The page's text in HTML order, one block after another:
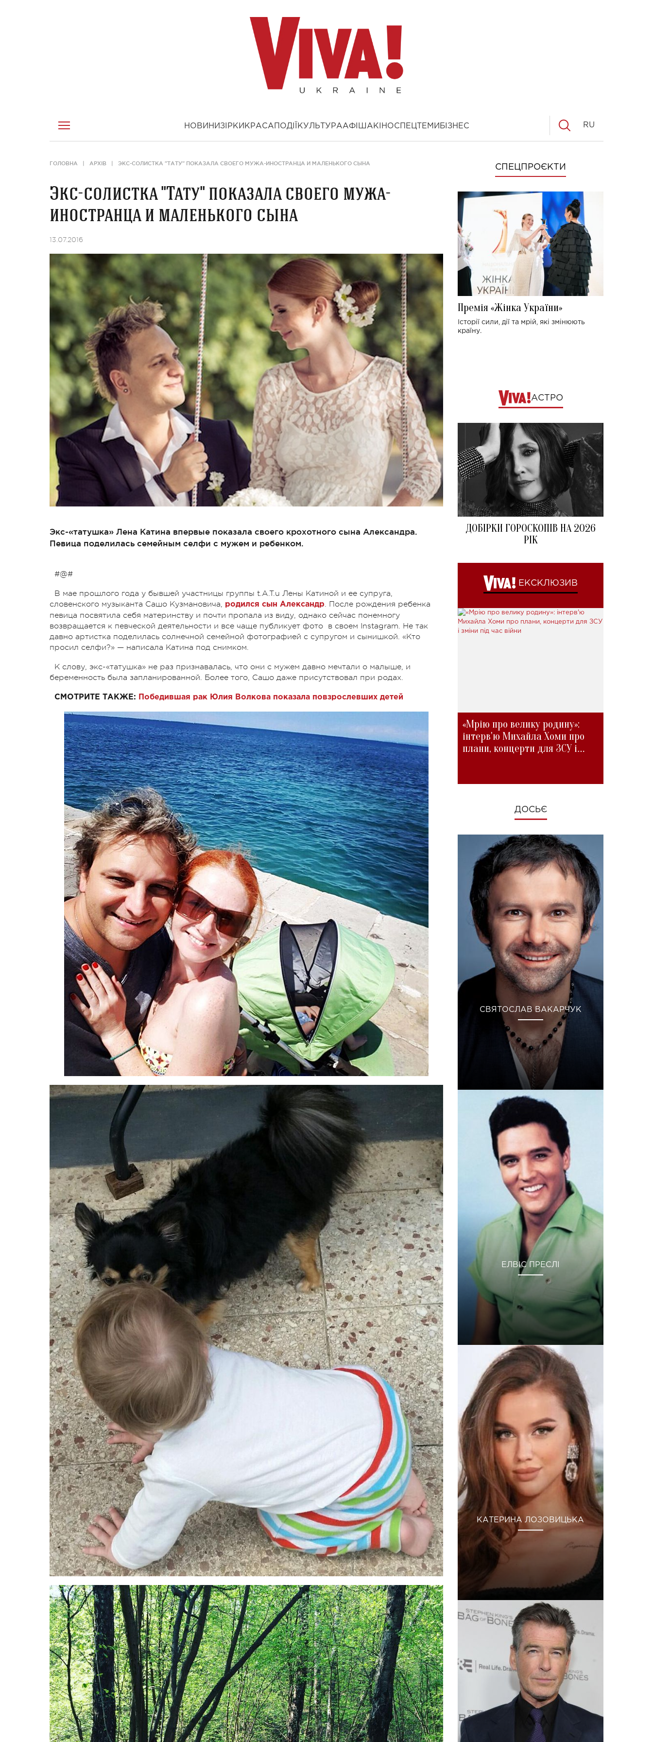
НОВИНИ ЗІРКИ КРАСА ПОДІЇ КУЛЬТУРААФІША КІНОСПЕЦТЕМИ БІЗНЕС RU
ГОЛОВНА АРХІВ ЭКС-СОЛИСТКА "ТАТУ" ПОКАЗАЛА СВОЕГО МУЖА-ИНОСТРАНЦА И МАЛЕНЬКОГО СЫНА
Экс-солистка "Тату" показала своего мужа-
иностранца и маленького сына
13.07.2016
Экс-«татушка» Лена Катина впервые показала своего крохотного сына Александра.
Певица поделилась семейным селфи с мужем и ребенком.
#@#
В мае прошлого года у бывшей участницы группы t.A.T.u Лены Катиной и ее супруга,
словенского музыканта Сашо Кузмановича, родился сын Александр. После рождения ребенка
певица посвятила себя материнству и почти пропала из виду, однако сейчас понемногу
возвращается к певческой деятельности и все чаще публикует фото в своем Instagram. Не так
давно артистка поделилась солнечной семейной фотографией с супругом и сынишкой. «Кто
просил селфи?» — написала Катина под снимком.
К слову, экс-«татушка» не раз признавалась, что они с мужем давно мечтали о малыше, и
беременность была запланированной. Более того, Сашо даже присутствовал при родах.
СМОТРИТЕ ТАКЖЕ: Победившая рак Юлия Волкова показала повзрослевших детей
СПЕЦПРОЄКТИ
Премія «Жінка України»
Історії сили, дії та мрій, які змінюють
країну.
АСТРО
ДОБІРКИ ГОРОСКОПІВ НА 2026
РІК
ЕКСКЛЮЗИВ
«Мрію про велику родину»:
інтерв'ю Михайла Хоми про
плани, концерти для ЗСУ і
ДОСЬЄ
СВЯТОСЛАВ ВАКАРЧУК
ЕЛВІС ПРЕСЛІ
КАТЕРИНА ЛОЗОВИЦЬКА